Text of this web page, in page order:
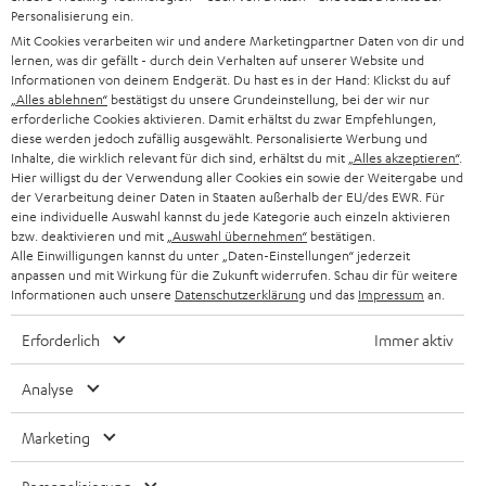
g
HIFI-LAUTSPRECHER
SMART HOME
BLUETOOTH-LAUTSPRECHER
KOPFHÖRER
BLUETOOTH-KOPFHÖRER
STEREOANLAGEN
LAUTSPRECHER
ULTIMA-SERIE
IN-EAR-KOPFHÖRER
FANSHOP
PRESSE & MARKETING
GESCHÄFTSKUNDEN
PARTNERPROGRAMM
BLOG
NEWSLETTER
STORES
DEINE VORTEILE BEI TEUFEL
UNSER MANAGEMENT
NACHHALTIGKEIT
ÖSTERREICH
SCHWEIZ
NIEDERLANDE
BELGIEN
FRANKREICH
POLEN
SPANIEN
ITALIEN
Personalisierung ein.
Mit Cookies verarbeiten wir und andere Marketingpartner Daten von dir und
lernen, was dir gefällt - durch dein Verhalten auf unserer Website und
Informationen von deinem Endgerät. Du hast es in der Hand: Klickst du auf
„Alles ablehnen“ bestätigst du unsere Grundeinstellung, bei der wir nur
erforderliche Cookies aktivieren. Damit erhältst du zwar Empfehlungen,
diese werden jedoch zufällig ausgewählt. Personalisierte Werbung und
Inhalte, die wirklich relevant für dich sind, erhältst du mit „Alles akzeptieren“.
Hier willigst du der Verwendung aller Cookies ein sowie der Weitergabe und
der Verarbeitung deiner Daten in Staaten außerhalb der EU/des EWR. Für
eine individuelle Auswahl kannst du jede Kategorie auch einzeln aktivieren
bzw. deaktivieren und mit „Auswahl übernehmen“ bestätigen.
Alle Einwilligungen kannst du unter „Daten-Einstellungen“ jederzeit
anpassen und mit Wirkung für die Zukunft widerrufen. Schau dir für weitere
Informationen auch unsere Datenschutzerklärung und das Impressum an.
Erforderlich Immer aktiv
Analyse
Marketing